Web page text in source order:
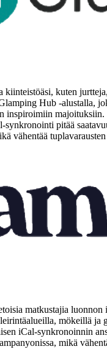
kiinteistöäsi, kuten
Hub -alustalla,
inspiroimiin majoituksiin.
synkronointi pitää
vähentää
matkustajia
mökeillä ja
iCal-synkronoinnin
mikä